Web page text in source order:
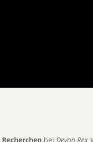
Recherchen bei Devon Rex